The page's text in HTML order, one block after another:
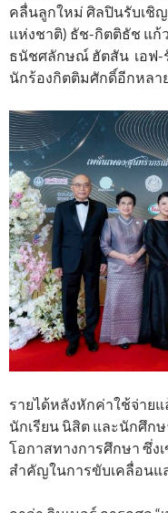
คลื่นลูกใหม่ ศิลปินรับเชิ
แห่งชาติ) ธัช-กิตติธัช แก้
ธนัชศลักษณ์ ฮัตสัน เอฟ-
นักร้องกิตติมศักดิ์อีกหลา
รายได้หลังหักค่าใช้จ่าย
นักเรียน นิสิต และนักศึก
โอกาสทางการศึกษา ซึ่ง
สําคัญในการขับเคลื่อนแ